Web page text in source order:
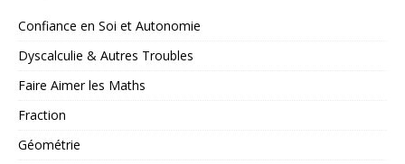
Confiance en Soi et Autonomie
Dyscalculie & Autres Troubles
Faire Aimer les Maths
Fraction
Géométrie